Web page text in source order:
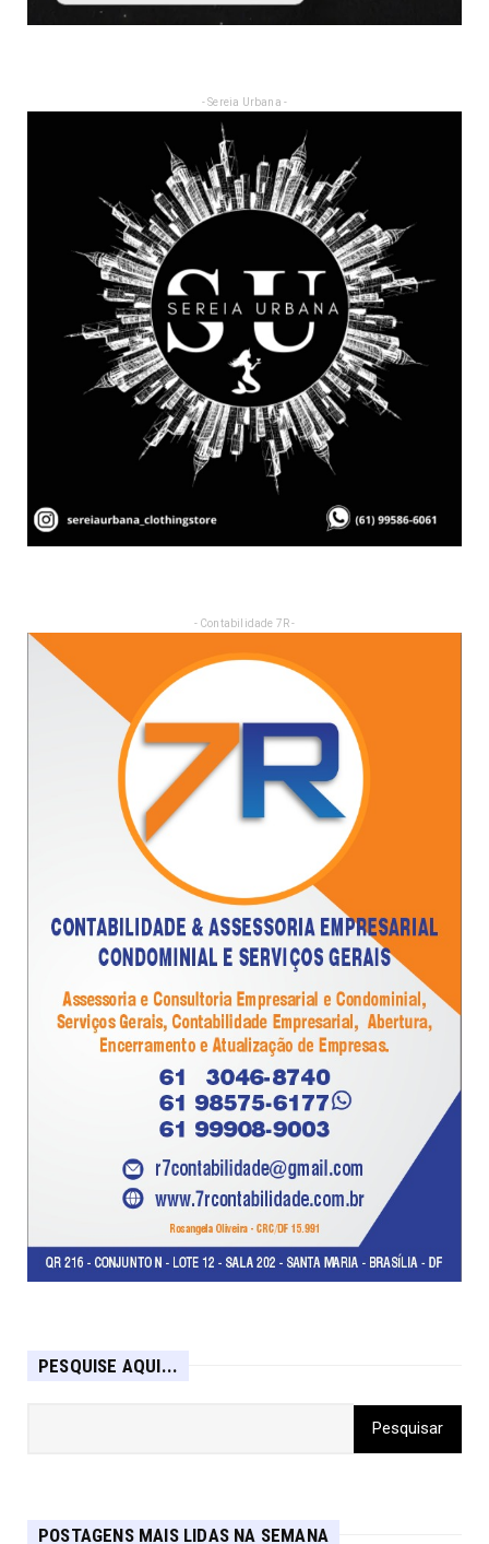
- Sereia Urbana -
- Contabilidade 7R -
PESQUISE AQUI...
POSTAGENS MAIS LIDAS NA SEMANA